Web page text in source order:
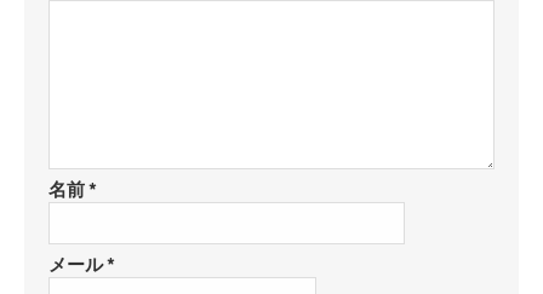
名前*
メール*